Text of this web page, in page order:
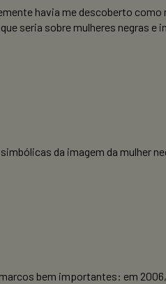
havia me descoberto
seria sobre mulheres negras e
da imagem da mulher
bem importantes: em